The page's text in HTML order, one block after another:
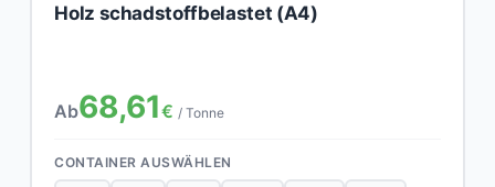
Holz schadstoffbelastet (A4)
Ab68,61€ / Tonne
CONTAINER AUSWÄHLEN